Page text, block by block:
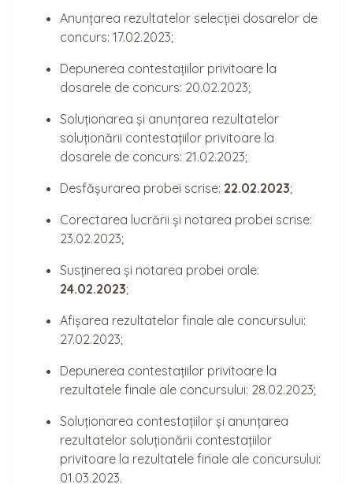
Anunțarea rezultatelor selecției dosarelor de
concurs: 17.02.2023;
Depunerea contestațiilor privitoare la
dosarele de concurs: 20.02.2023;
Soluționarea și anunțarea rezultatelor
soluționării contestațiilor privitoare la
dosarele de concurs: 21.02.2023;
Desfășurarea probei scrise: 22.02.2023;
Corectarea lucrării și notarea probei scrise:
23.02.2023;
Susținerea și notarea probei orale:
24.02.2023;
Afișarea rezultatelor finale ale concursului:
27.02.2023;
Depunerea contestațiilor privitoare la
rezultatele finale ale concursului: 28.02.2023;
Soluționarea contestațiilor și anunțarea
rezultatelor soluționării contestațiilor
privitoare la rezultatele finale ale concursului:
01.03.2023.